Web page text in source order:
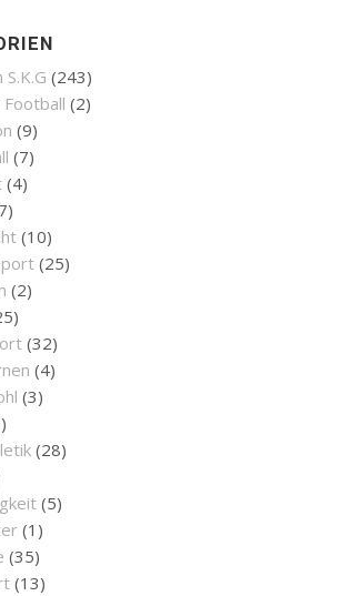
(243)
Football (2)
(9)
(7)
(4)
(10)
(25)
(2)
(32)
(4)
(3)
(28)
(5)
(1)
(35)
(13)